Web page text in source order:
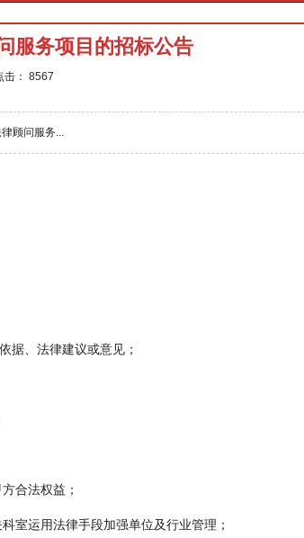
服务项目的招标公告
： 8567
顾问服务...
据、法律建议或意见；
合法权益；
室运用法律手段加强单位及行业管理；